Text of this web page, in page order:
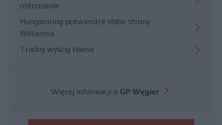
ostrzeżenie
Hungaroring potwierdził słabe strony
Williamsa
Trudny wyścig Haasa
Więcej informacji o GP Węgier